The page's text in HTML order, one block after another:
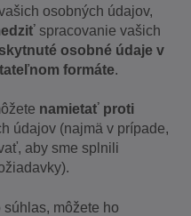
osobných údajov,
spracovanie vašich
osobné údaje v
formáte.
namietať proti
údajov (najmä v prípade,
aby sme splnili
môžete ho